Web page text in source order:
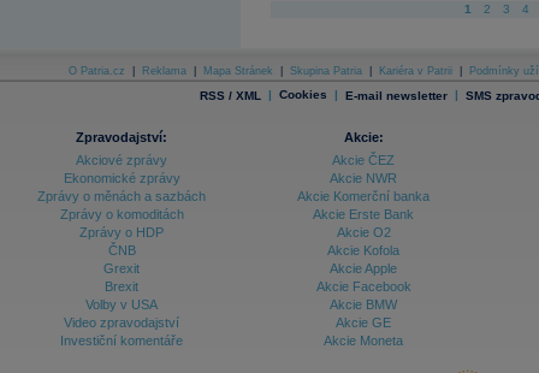
1 2 3 4
O Patria.cz Reklama Mapa Stránek Skupina Patria Kariéra v Patrii Podmínky
RSS / XML | Cookies | E-mail newsletter | SMS
Zpravodajství:
Akciové zprávy
Ekonomické zprávy
Zprávy o měnách a sazbách
Zprávy o komoditách
Zprávy o HDP
ČNB
Grexit
Brexit
Volby v USA
Video zpravodajství
Investiční komentáře
Akcie:
Akcie ČEZ
Akcie NWR
Akcie Komerční banka
Akcie Erste Bank
Akcie O2
Akcie Kofola
Akcie Apple
Akcie Facebook
Akcie BMW
Akcie GE
Akcie Moneta